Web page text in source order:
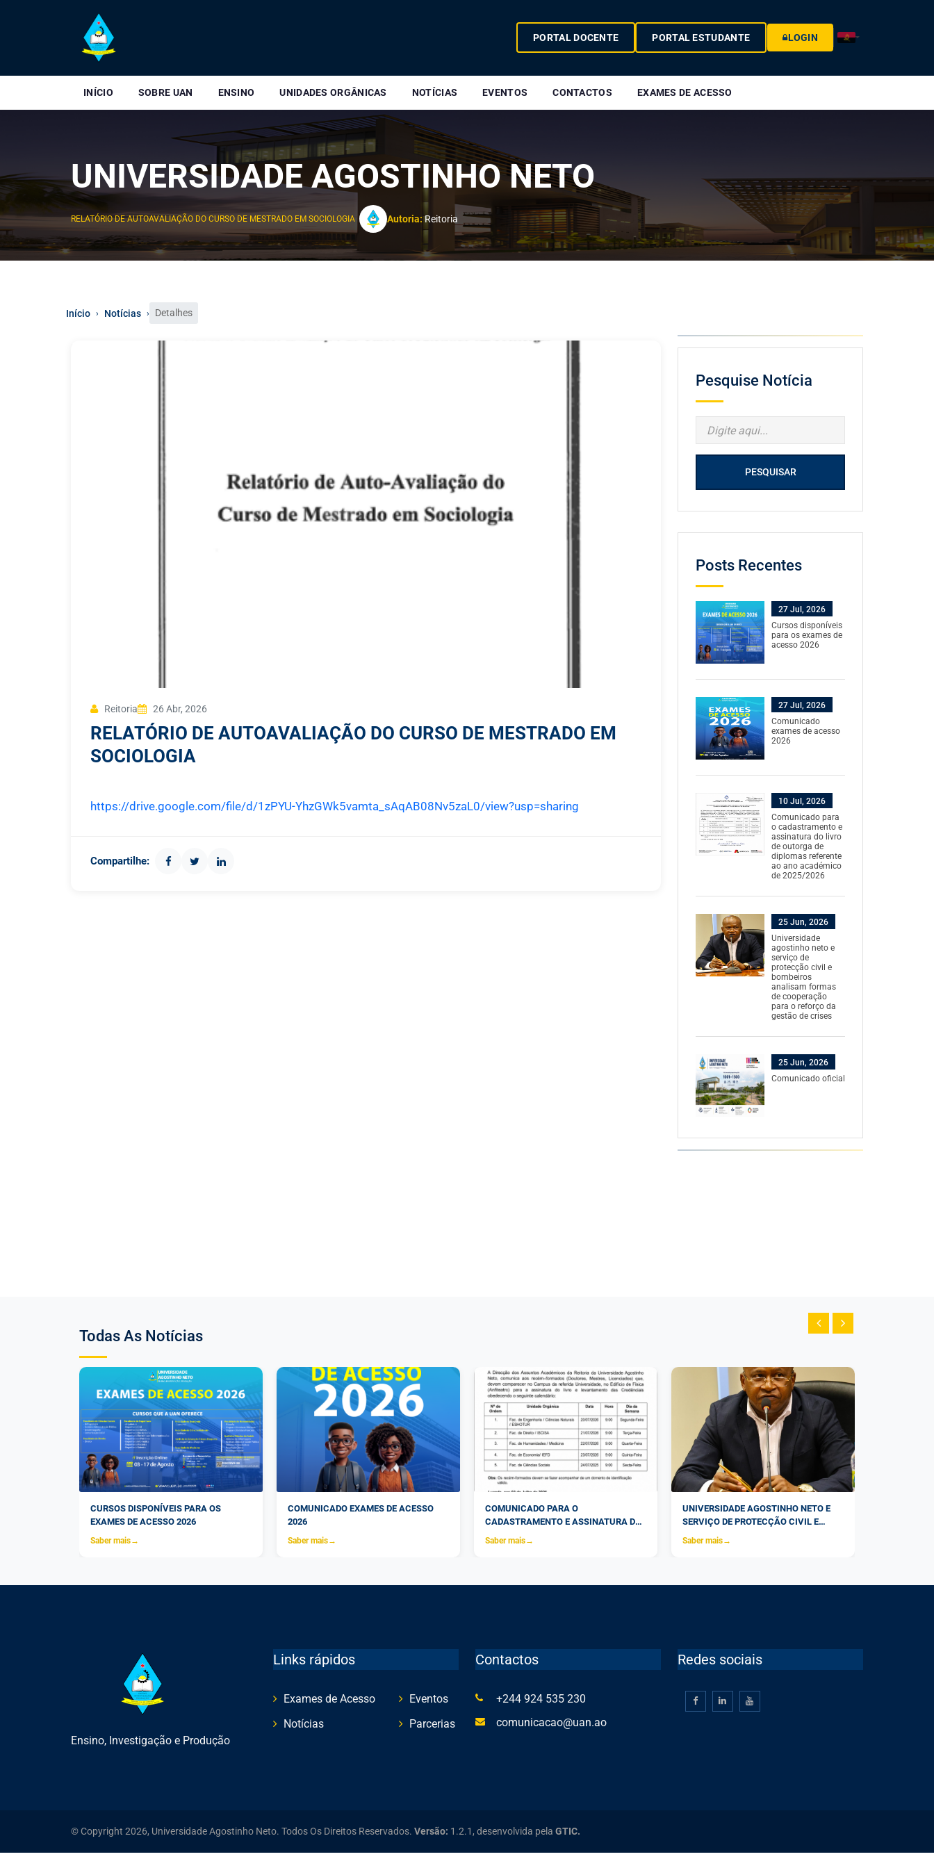
PORTAL DOCENTE PORTAL ESTUDANTE LOGIN
INÍCIO SOBRE UAN ENSINO UNIDADES ORGÂNICAS NOTÍCIAS EVENTOS CONTACTOS EXAMES DE ACESSO
UNIVERSIDADE AGOSTINHO NETO
RELATÓRIO DE AUTOAVALIAÇÃO DO CURSO DE MESTRADO EM SOCIOLOGIA Autoria:Reitoria
Início › Notícias › Detalhes
Reitoria 26 Abr, 2026
RELATÓRIO DE AUTOAVALIAÇÃO DO CURSO DE MESTRADO EM
SOCIOLOGIA
https://drive.google.com/file/d/1zPYU-YhzGWk5vamta_sAqAB08Nv5zaL0/view?usp=sharing
Compartilhe:
Pesquise Notícia
PESQUISAR
Posts Recentes
27 Jul, 2026
Cursos disponíveis
para os exames de
acesso 2026
27 Jul, 2026
Comunicado
exames de acesso
2026
10 Jul, 2026
Comunicado para
o cadastramento e
assinatura do livro
de outorga de
diplomas referente
ao ano académico
de 2025/2026
25 Jun, 2026
Universidade
agostinho neto e
serviço de
protecção civil e
bombeiros
analisam formas
de cooperação
para o reforço da
gestão de crises
25 Jun, 2026
Comunicado oficial
Todas As Notícias
CURSOS DISPONÍVEIS PARA OS
EXAMES DE ACESSO 2026
Saber mais→
COMUNICADO EXAMES DE ACESSO
2026
Saber mais→
COMUNICADO PARA O
CADASTRAMENTO E ASSINATURA DO
LIVRO DE OUTORGA DE DIPLOMAS
Saber mais→
UNIVERSIDADE AGOSTINHO NETO E
SERVIÇO DE PROTECÇÃO CIVIL E
BOMBEIROS ANALISAM FORMAS DE
Saber mais→
Ensino, Investigação e Produção
Links rápidos
Exames de Acesso
Notícias
Eventos
Parcerias
Contactos
+244 924 535 230
comunicacao@uan.ao
Redes sociais
© Copyright 2026, Universidade Agostinho Neto. Todos Os Direitos Reservados. Versão: 1.2.1, desenvolvida pela GTIC.